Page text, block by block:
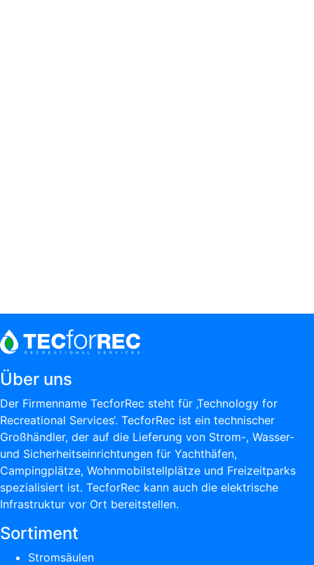
Über uns
Der Firmenname TecforRec steht für ‚Technology for
Recreational Services‘. TecforRec ist ein technischer
Großhändler, der auf die Lieferung von Strom-, Wasser-
und Sicherheitseinrichtungen für Yachthäfen,
Campingplätze, Wohnmobilstellplätze und Freizeitparks
spezialisiert ist. TecforRec kann auch die elektrische
Infrastruktur vor Ort bereitstellen.
Sortiment
Stromsäulen